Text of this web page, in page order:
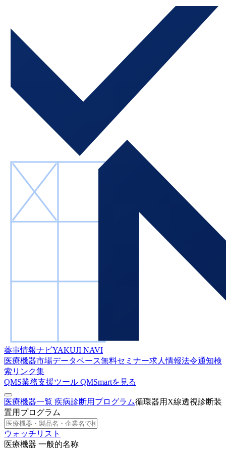
薬事情報ナビYAKUJI NAVI
医療機器市場データベース無料セミナー求人情報法令通知検
索 リンク集
QMS業務支援ツール QMSmartを見る
医療機器一覧 疾病診断用プログラム循環器用X線透視診断装
置用プログラム
ウォッチリスト
医療機器 一般的名称